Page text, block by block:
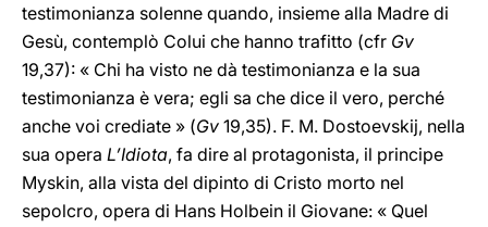
testimonianza solenne quando, insieme alla Madre di
Gesù, contemplò Colui che hanno trafitto (cfr Gv
19,37): « Chi ha visto ne dà testimonianza e la sua
testimonianza è vera; egli sa che dice il vero, perché
anche voi crediate » (Gv 19,35). F. M. Dostoevskij, nella
sua opera L’Idiota, fa dire al protagonista, il principe
Myskin, alla vista del dipinto di Cristo morto nel
sepolcro, opera di Hans Holbein il Giovane: « Quel